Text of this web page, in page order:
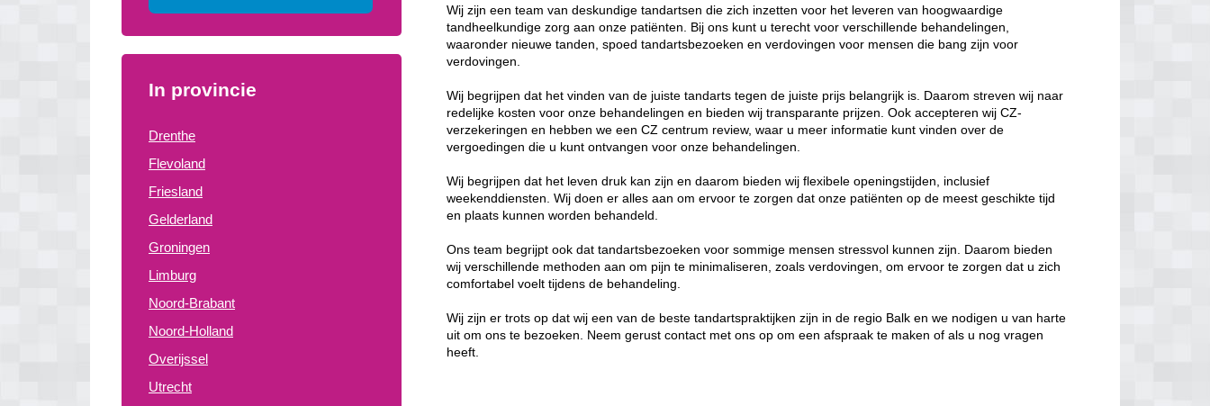
In provincie
Drenthe
Flevoland
Friesland
Gelderland
Groningen
Limburg
Noord-Brabant
Noord-Holland
Overijssel
Utrecht
Wij zijn een team van deskundige tandartsen die zich inzetten voor het leveren van hoogwaardige
tandheelkundige zorg aan onze patiënten. Bij ons kunt u terecht voor verschillende behandelingen,
waaronder nieuwe tanden, spoed tandartsbezoeken en verdovingen voor mensen die bang zijn voor
verdovingen.
Wij begrijpen dat het vinden van de juiste tandarts tegen de juiste prijs belangrijk is. Daarom streven wij naar
redelijke kosten voor onze behandelingen en bieden wij transparante prijzen. Ook accepteren wij CZ-
verzekeringen en hebben we een CZ centrum review, waar u meer informatie kunt vinden over de
vergoedingen die u kunt ontvangen voor onze behandelingen.
Wij begrijpen dat het leven druk kan zijn en daarom bieden wij flexibele openingstijden, inclusief
weekenddiensten. Wij doen er alles aan om ervoor te zorgen dat onze patiënten op de meest geschikte tijd
en plaats kunnen worden behandeld.
Ons team begrijpt ook dat tandartsbezoeken voor sommige mensen stressvol kunnen zijn. Daarom bieden
wij verschillende methoden aan om pijn te minimaliseren, zoals verdovingen, om ervoor te zorgen dat u zich
comfortabel voelt tijdens de behandeling.
Wij zijn er trots op dat wij een van de beste tandartspraktijken zijn in de regio Balk en we nodigen u van harte
uit om ons te bezoeken. Neem gerust contact met ons op om een afspraak te maken of als u nog vragen
heeft.